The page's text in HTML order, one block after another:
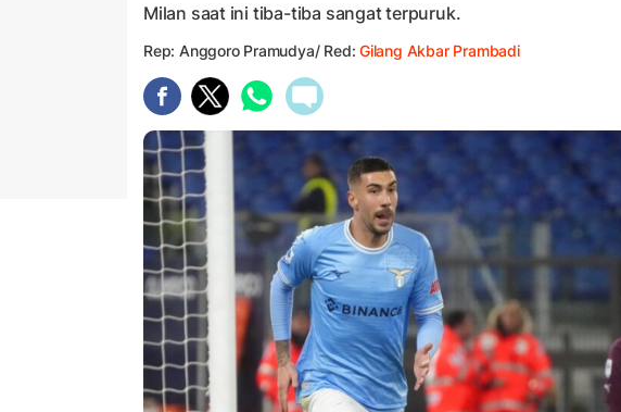
Milan saat ini tiba-tiba sangat terpuruk.
Rep: Anggoro Pramudya/ Red:Gilang Akbar Prambadi